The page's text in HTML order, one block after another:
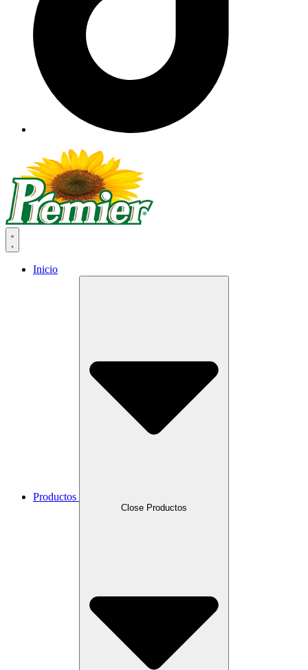
Inicio
Productos
Close Productos